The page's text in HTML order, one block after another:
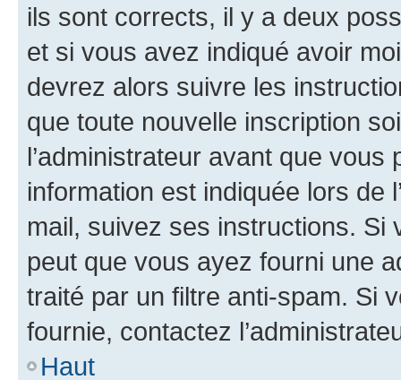
ils sont corrects, il y a deux
et si vous avez indiqué avoir
devrez alors suivre les
que toute nouvelle inscription
l’administrateur avant que
information est indiquée lors de
mail, suivez ses instructions. Si
peut que vous ayez fourni une
traité par un filtre anti-spam. Si
fournie, contactez
Haut